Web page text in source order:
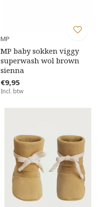
MP
MP baby sokken viggy
superwash wol brown
sienna
€9,95
Incl. btw